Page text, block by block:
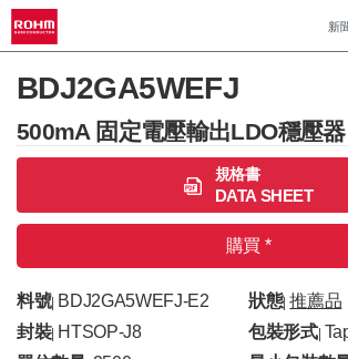
新
BDJ2GA5WEFJ
500mA 固定電壓輸出LDO穩壓器
規格書
DATA SHEET
購買 *
料號| BDJ2GA5WEFJ-E2 狀態|推薦品
封裝| HTSOP-J8 包裝形式|